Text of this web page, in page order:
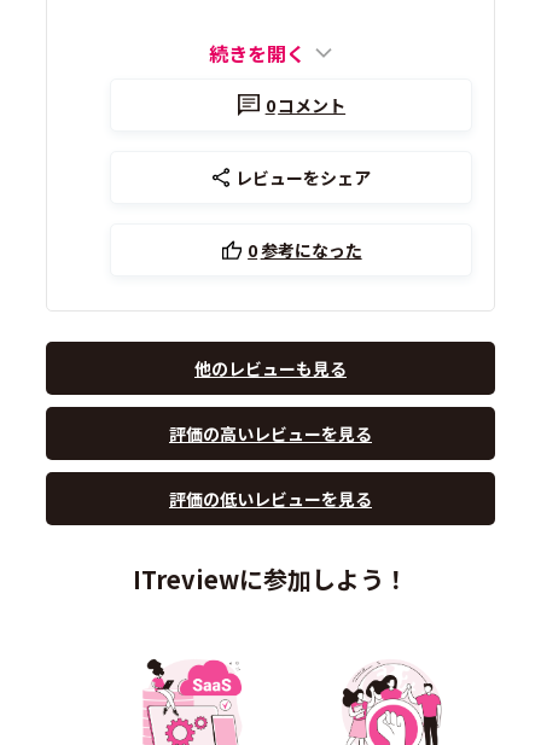
続きを開く
0コメント
レビューをシェア
0参考になった
他のレビューも見る
評価の高いレビューを見る
評価の低いレビューを見る
ITreviewに参加しよう！